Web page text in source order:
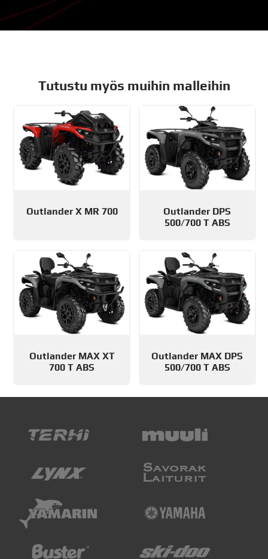
Tutustu myös muihin malleihin
Outlander X MR 700
Outlander DPS
500/700 T ABS
Outlander MAX XT
700 T ABS
Outlander MAX DPS
500/700 T ABS